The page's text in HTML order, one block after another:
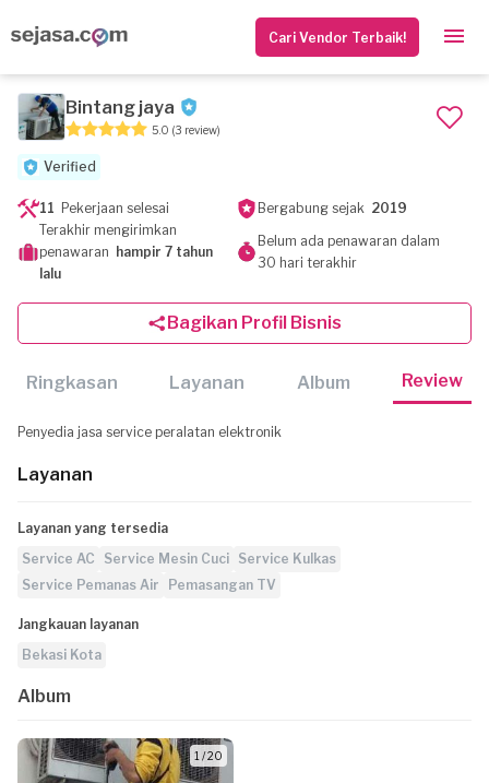
Cari Vendor Terbaik!
Bintang jaya
5.0 (3 review)
Verified
11 Pekerjaan selesai Bergabung sejak 2019
Terakhir mengirimkan
penawaran hampir 7 tahun
lalu
Belum ada penawaran dalam
30 hari terakhir
Bagikan Profil Bisnis
Ringkasan Layanan Album Review
Penyedia jasa service peralatan elektronik
Layanan
Layanan yang tersedia
Service AC
Service Mesin Cuci Service Kulkas
Service Pemanas Air
Pemasangan TV
Jangkauan layanan
Bekasi Kota
Album
1 / 20